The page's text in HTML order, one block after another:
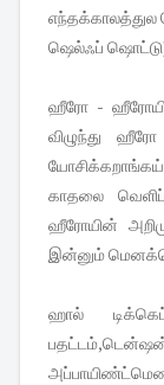
ஷெல்ஃப்
ஹீரோ -
விழுந்து ஹீரோ
காதலை
ஹீரோயின்
இன்னும்
ஹால்